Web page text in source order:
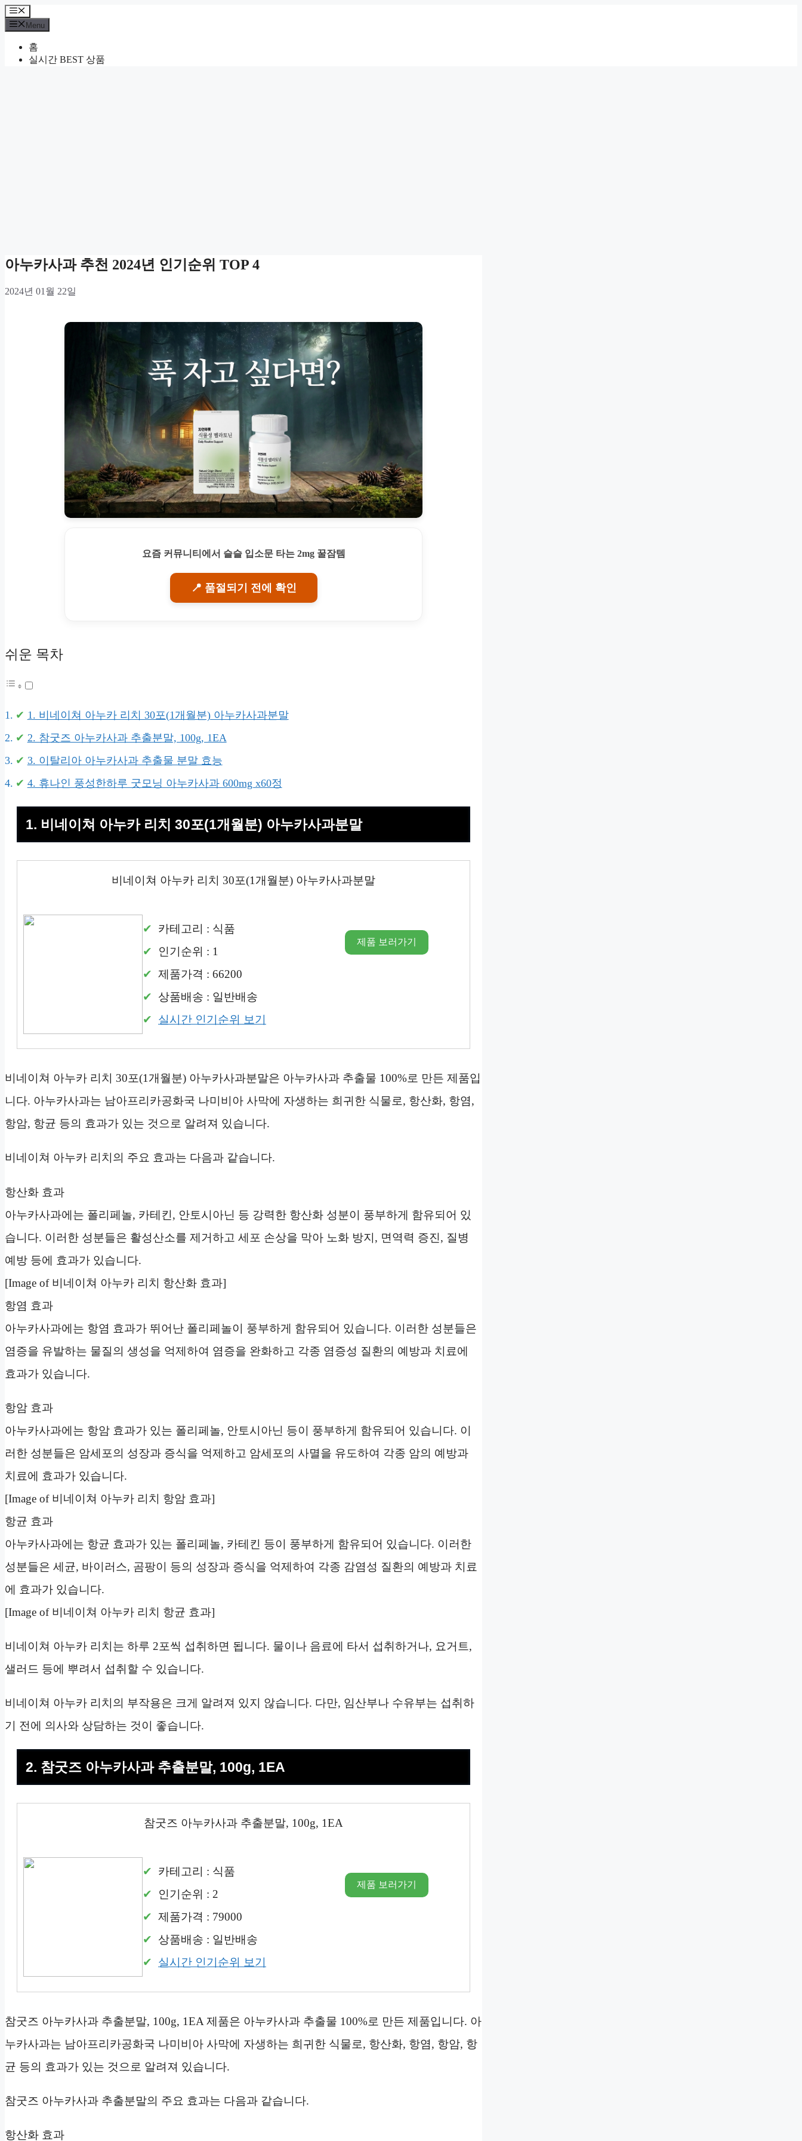
Skip
to
content
Menu
Menu
홈
실시간 BEST 상품
아누카사과 추천 2024년 인기순위 TOP 4
2024년 01월 22일
요즘 커뮤니티에서 슬슬 입소문 타는 2mg 꿀잠템
📍 품절되기 전에 확인
쉬운 목차
1. 비네이쳐 아누카 리치 30포(1개월분) 아누카사과분말
2. 참굿즈 아누카사과 추출분말, 100g, 1EA
3. 이탈리아 아누카사과 추출물 분말 효능
4. 휴나인 풍성한하루 굿모닝 아누카사과 600mg x60정
1. 비네이쳐 아누카 리치 30포(1개월분) 아누카사과분말
비네이쳐 아누카 리치 30포(1개월분) 아누카사과분말
카테고리 : 식품
인기순위 : 1
제품가격 : 66200
상품배송 : 일반배송
실시간 인기순위 보기
제품 보러가기
비네이쳐 아누카 리치 30포(1개월분) 아누카사과분말은 아누카사과 추출물 100%로 만든 제품입
니다. 아누카사과는 남아프리카공화국 나미비아 사막에 자생하는 희귀한 식물로, 항산화, 항염,
항암, 항균 등의 효과가 있는 것으로 알려져 있습니다.
비네이쳐 아누카 리치의 주요 효과는 다음과 같습니다.
항산화 효과
아누카사과에는 폴리페놀, 카테킨, 안토시아닌 등 강력한 항산화 성분이 풍부하게 함유되어 있
습니다. 이러한 성분들은 활성산소를 제거하고 세포 손상을 막아 노화 방지, 면역력 증진, 질병
예방 등에 효과가 있습니다.
[Image of 비네이쳐 아누카 리치 항산화 효과]
항염 효과
아누카사과에는 항염 효과가 뛰어난 폴리페놀이 풍부하게 함유되어 있습니다. 이러한 성분들은
염증을 유발하는 물질의 생성을 억제하여 염증을 완화하고 각종 염증성 질환의 예방과 치료에
효과가 있습니다.
항암 효과
아누카사과에는 항암 효과가 있는 폴리페놀, 안토시아닌 등이 풍부하게 함유되어 있습니다. 이
러한 성분들은 암세포의 성장과 증식을 억제하고 암세포의 사멸을 유도하여 각종 암의 예방과
치료에 효과가 있습니다.
[Image of 비네이쳐 아누카 리치 항암 효과]
항균 효과
아누카사과에는 항균 효과가 있는 폴리페놀, 카테킨 등이 풍부하게 함유되어 있습니다. 이러한
성분들은 세균, 바이러스, 곰팡이 등의 성장과 증식을 억제하여 각종 감염성 질환의 예방과 치료
에 효과가 있습니다.
[Image of 비네이쳐 아누카 리치 항균 효과]
비네이쳐 아누카 리치는 하루 2포씩 섭취하면 됩니다. 물이나 음료에 타서 섭취하거나, 요거트,
샐러드 등에 뿌려서 섭취할 수 있습니다.
비네이쳐 아누카 리치의 부작용은 크게 알려져 있지 않습니다. 다만, 임산부나 수유부는 섭취하
기 전에 의사와 상담하는 것이 좋습니다.
2. 참굿즈 아누카사과 추출분말, 100g, 1EA
참굿즈 아누카사과 추출분말, 100g, 1EA
카테고리 : 식품
인기순위 : 2
제품가격 : 79000
상품배송 : 일반배송
실시간 인기순위 보기
제품 보러가기
참굿즈 아누카사과 추출분말, 100g, 1EA 제품은 아누카사과 추출물 100%로 만든 제품입니다. 아
누카사과는 남아프리카공화국 나미비아 사막에 자생하는 희귀한 식물로, 항산화, 항염, 항암, 항
균 등의 효과가 있는 것으로 알려져 있습니다.
참굿즈 아누카사과 추출분말의 주요 효과는 다음과 같습니다.
항산화 효과